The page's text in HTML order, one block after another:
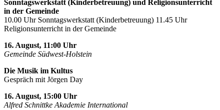
Sonntagswerkstatt (Kinderbetreuung) und Religionsunterricht
in der Gemeinde
10.00 Uhr Sonntagswerkstatt (Kinderbetreuung) 11.45 Uhr
Religionsunterricht in der Gemeinde
16. August, 11:00 Uhr
Gemeinde Südwest-Holstein
Die Musik im Kultus
Gespräch mit Jörgen Day
16. August, 15:00 Uhr
Alfred Schnittke Akademie International